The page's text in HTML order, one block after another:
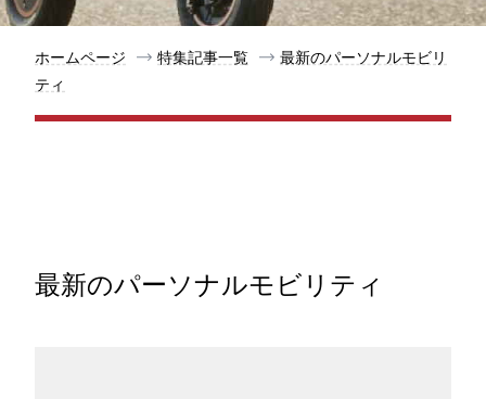
特集記事
モビリティ
ホームページ 特集記事一覧
最新のパーソナルモビリ
ティ
最新のパーソナルモビリティ